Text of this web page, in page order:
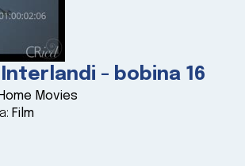
- bobina 16
Movies
Film